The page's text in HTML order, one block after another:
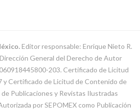
Editor responsable: Enrique Nieto R.
General del Derecho de Autor
203. Certificado de Licitud
y Certificado de Licitud de Contenido de
Publicaciones y Revistas Ilustradas
por SEPOMEX como Publicación